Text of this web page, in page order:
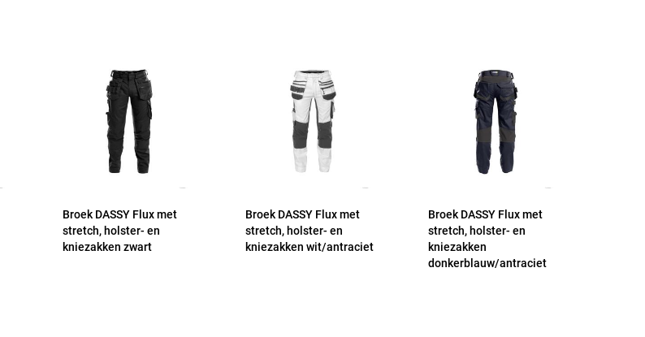
Broek DASSY Flux met
stretch, holster- en
kniezakken zwart
Broek DASSY Flux met
stretch, holster- en
kniezakken wit/antraciet
Broek DASSY Flux met
stretch, holster- en
kniezakken
donkerblauw/antraciet